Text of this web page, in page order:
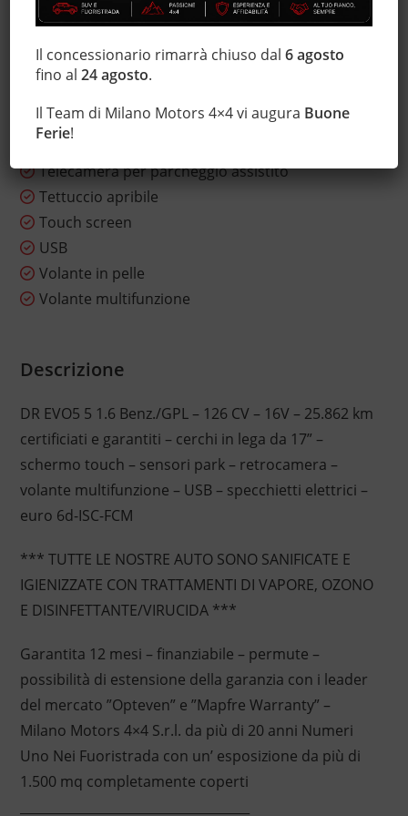
Sensori di parcheggio posteriori
Servosterzo
Sistema di visione notturna
Specchietti laterali elettrici
Telecamera per parcheggio assistito
Tettuccio apribile
Touch screen
USB
Volante in pelle
Volante multifunzione
Descrizione
DR EVO5 5 1.6 Benz./GPL – 126 CV – 16V – 25.862 km
certificiati e garantiti – cerchi in lega da 17” –
schermo touch – sensori park – retrocamera –
volante multifunzione – USB – specchietti elettrici –
euro 6d-ISC-FCM
*** TUTTE LE NOSTRE AUTO SONO SANIFICATE E
IGIENIZZATE CON TRATTAMENTI DI VAPORE, OZONO
E DISINFETTANTE/VIRUCIDA ***
Garantita 12 mesi – finanziabile – permute –
possibilità di estensione della garanzia con i leader
del mercato ”Opteven” e ”Mapfre Warranty” –
Milano Motors 4×4 S.r.l. da più di 20 anni Numeri
Uno Nei Fuoristrada con un’ esposizione da più di
1.500 mq completamente coperti
Il concessionario rimarrà chiuso dal6 agosto
fino al24 agosto.
Il Team di Milano Motors 4×4 vi augura Buone
Ferie!